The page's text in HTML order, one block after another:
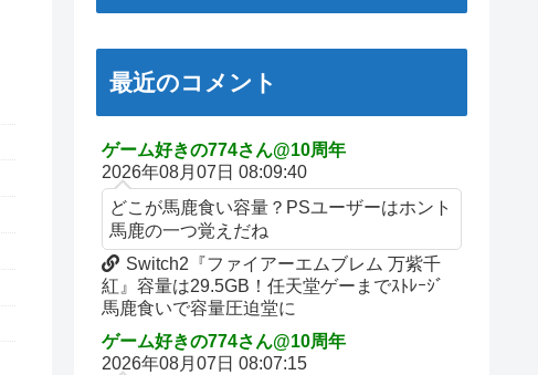
最近のコメント
ゲーム好きの774さん@10周年
2026年08月07日 08:09:40
どこが馬鹿食い容量？PSユーザーはホント
馬鹿の一つ覚えだね
Switch2『ファイアーエムブレム 万紫千
紅』容量は29.5GB！任天堂ゲーまでｽﾄﾚｰｼﾞ
馬鹿食いで容量圧迫堂に
ゲーム好きの774さん@10周年
2026年08月07日 08:07:15